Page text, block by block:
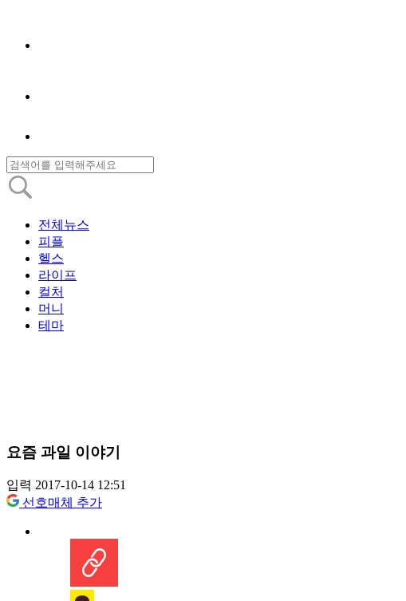
전체뉴스
피플
헬스
라이프
컬처
머니
테마
요즘 과일 이야기
입력 2017-10-14 12:51
선호매체 추가